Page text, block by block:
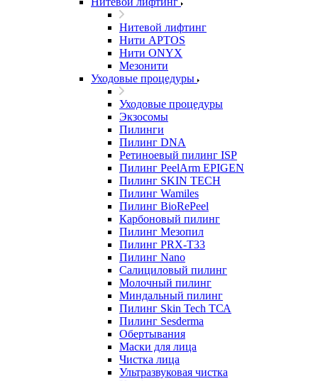
Нитевой лифтинг
Нити APTOS
Нити ONYX
Мезонити
Уходовые процедуры
Уходовые процедуры
Экзосомы
Пилинги
Пилинг DNA
Ретиноевый пилинг ISP
Пилинг PeelArm EPIGEN
Пилинг SKIN TECH
Пилинг Wamiles
Пилинг BioRePeel
Карбоновый пилинг
Пилинг Мезопил
Пилинг PRX-T33
Пилинг Nano
Салициловый пилинг
Молочный пилинг
Миндальный пилинг
Пилинг Skin Tech ТСА
Пилинг Sesderma
Обертывания
Маски для лица
Чистка лица
Ультразвуковая чистка